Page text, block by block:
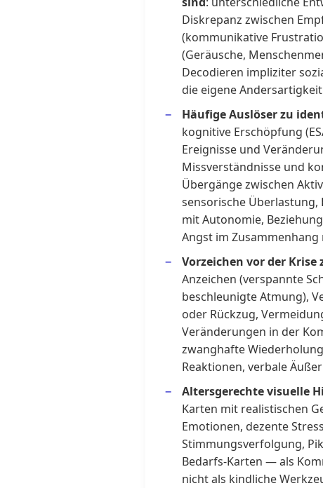
Diskrepanz zwischen
(kommunikative
(Geräusche,
Decodieren impliziter
die eigene
Häufige Auslöser zu
kognitive Erschöpfung
Ereignisse und
Missverständnisse und
Übergänge zwischen
sensorische
mit Autonomie,
Angst im
Vorzeichen vor der Krise
Anzeichen (verspannte
beschleunigte Atmung),
oder Rückzug,
Veränderungen in der
zwanghafte
Reaktionen, verbale
Altersgerechte visuelle
Karten mit realistischen
Emotionen, dezente
Stimmungsverfolgung,
Bedarfs-Karten — als
nicht als kindliche